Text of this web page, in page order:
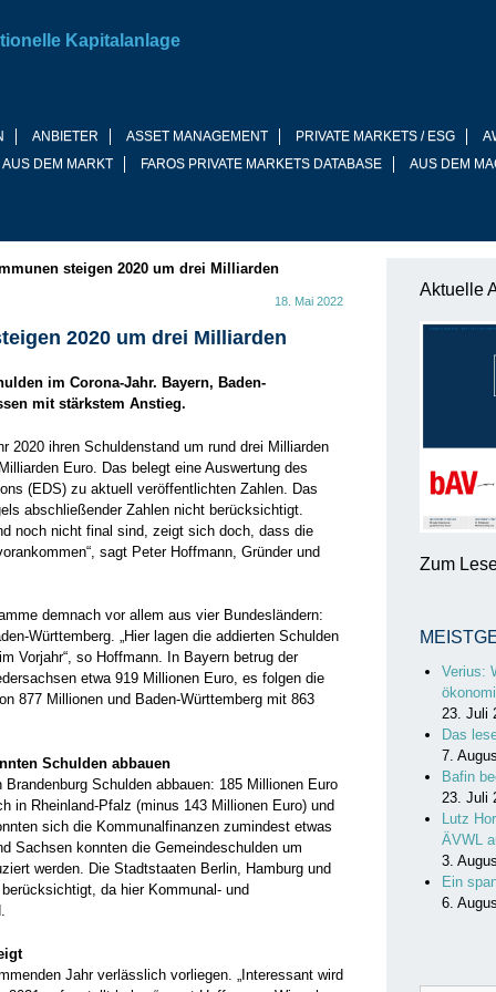
ANBIETER ASSET MANAGEMENT PRIVATE MARKETS / ESG
DEM MARKT
FAROS PRIVATE MARKETS DATABASE AUS DEM
Kapitalanlage
steigen 2020 um drei Milliarden
18. Mai 2022
2020 um drei Milliarden
im Corona-Jahr. Bayern, Baden-
mit stärkstem Anstieg.
2020 ihren Schuldenstand um rund drei Milliarden
Euro. Das belegt eine Auswertung des
(EDS) zu aktuell veröffentlichten Zahlen. Das
abschließender Zahlen nicht berücksichtigt.
noch nicht final sind, zeigt sich doch, dass die
sagt Peter Hoffmann, Gründer und
demnach vor allem aus vier Bundesländern:
Württemberg. „Hier lagen die addierten Schulden
Vorjahr“, so Hoffmann. In Bayern betrug der
etwa 919 Millionen Euro, es folgen die
877 Millionen und Baden-Württemberg mit 863
Schulden abbauen
Schulden abbauen: 185 Millionen Euro
in Rheinland-Pfalz (minus 143 Millionen Euro) und
sich die Kommunalfinanzen zumindest etwas
Sachsen konnten die Gemeindeschulden um
werden. Die Stadtstaaten Berlin, Hamburg und
da hier Kommunal- und
Jahr verlässlich vorliegen. „Interessant wird
Aktuelle
Zum
Verius:
23. Juli
Das
7.
Bafin
23. Juli
Lutz
ÄVWL
3.
Ein
6.